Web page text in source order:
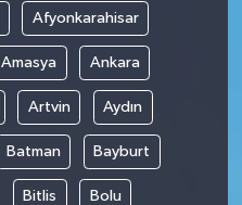
Afyonkarahisar
Amasya Ankara
Artvin Aydın
Batman Bayburt
Bitlis Bolu